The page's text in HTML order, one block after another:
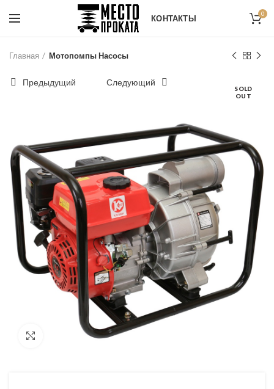
КОНТАКТЫ 0
Главная Мотопомпы Насосы
SOLD
OUT
Предыдущий Следующий
Нажмите чтобы увеличить фото